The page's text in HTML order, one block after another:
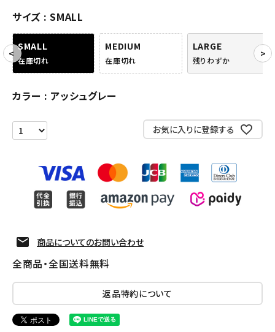
COLLABORATION BRAND
SEASON
CONTENTS
ようこそ ゲスト 様
Follow us
サイズ SMALL
SMALL
在庫切れ
MEDIUM
在庫切れ
LARGE
残りわずか
カラー アッシュグレー
お気に入りに登録する
商品についてのお問い合わせ
全商品・全国送料無料
返品特約について